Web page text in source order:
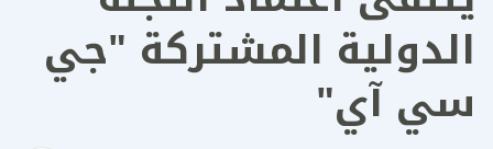
الدولية المشتركة "جي
سي آي"